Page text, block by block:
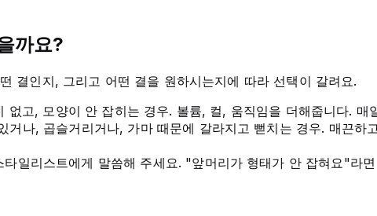
까요?
결인지, 그리고 어떤 결을 원하시는지에 따라 선택이 갈려요.
고, 모양이 안 잡히는 경우. 볼륨, 컬, 움직임을 더해줍니다. 매
나, 곱슬거리거나, 가마 때문에 갈라지고 뻗치는 경우. 매끈하
일리스트에게 말씀해 주세요. "앞머리가 형태가 안 잡혀요"라